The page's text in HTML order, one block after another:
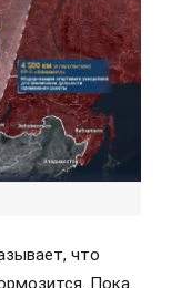
что
Пока